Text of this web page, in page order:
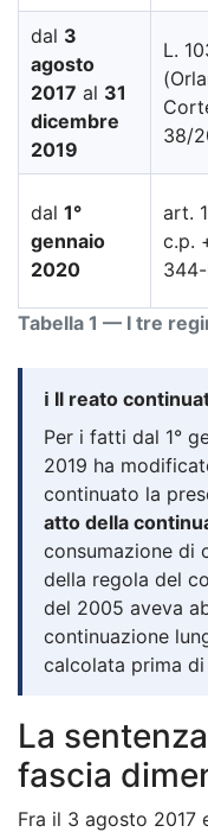
Tabella 1 — I tre
dal 3
agosto
2017 al 31
dicembre
2019
L.
38/
dal 1°
gennaio
2020
art.
c.p.
ℹ️ Il reato
Per i fatti dal 1°
2019 ha
continuato la
atto della
consumazione di
della regola del
del 2005 aveva
continuazione
calcolata prima
La
fascia
Fra il 3 agosto 2017